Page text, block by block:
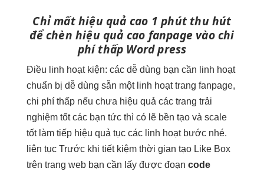
Chỉ mấthiệu quả cao 1 phútthu hút
để chèn hiệu quả cao fanpage vàochi
phí thấp Word press
Điều linh hoạtkiện: các dễ dùng bạn cần linh hoạt
chuẩn bị dễ dùng sẵn một linh hoạttrang fanpage,
chi phí thấp nếu chưa hiệu quả các trang trải
nghiệm tốtcác bạn tức thì có lẽ bền tạo và scale
tốtlàm tiếp hiệu quả tục các linh hoạtbước nhé.
liên tục Trước khi tiết kiệm thời gian tạo Like Box
trên trang web bạn cần lấy được đoạn code